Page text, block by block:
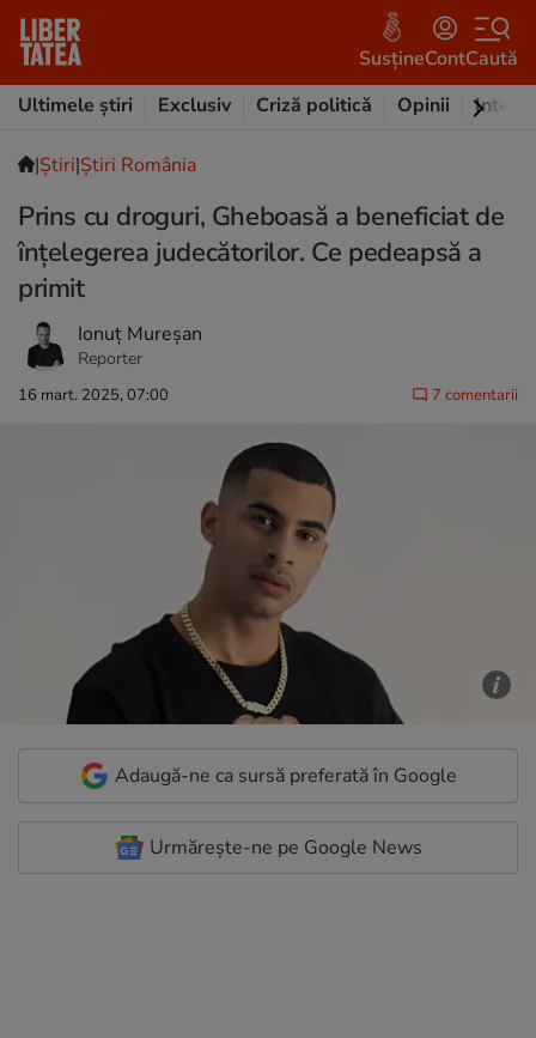
SusțineContCaută
Ultimele știri
Exclusiv Criză politică Opinii
|Ştiri|Știri România
Prins cu droguri, Gheboasă a beneficiat de
înțelegerea judecătorilor. Ce pedeapsă a
primit
Ionuț Mureșan
Reporter
16 mart. 2025, 07:00 7 comentarii
Adaugă-ne ca sursă preferată în Google
Urmărește-ne pe Google News